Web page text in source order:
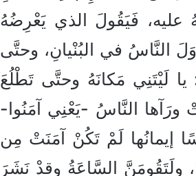
فَيَقُولَ الذي يَعْرِضُهُ
النَّاسُ في البُنْيانِ، وحتَّى
لَيْتَنِي مَكانَهُ وحتَّى تَطْلُعَ
النَّاسُ -يَعْنِي آمَنُوا-
إيمانُها لَمْ تَكُنْ آمَنَتْ مِن
ولَتَقُومَنَّ السَّاعَةُ وقدْ نَشَرَ